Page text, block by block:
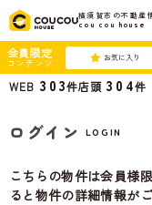
横須賀市の不動産
cou cou house
会員限定
コンテンツ お気に入り
WEB 303件店頭 304件
ログイン LOGIN
こちらの物件は会員様
ると物件の詳細情報が